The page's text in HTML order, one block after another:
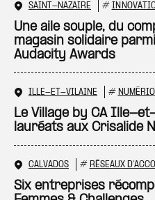
SAINT-NAZAIRE #
Une aile souple, du
magasin solidaire
Audacity Awards
ILLE-ET-VILAINE #
Le Village by CA Ille-
lauréats aux Crisalide
CALVADOS # RÉSEAUX
Six entreprises